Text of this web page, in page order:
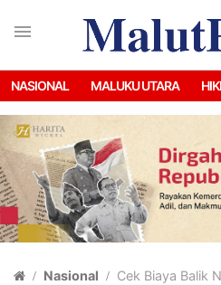
NASIONAL MALUKU UTARA
Nasional Cek Biaya Balik